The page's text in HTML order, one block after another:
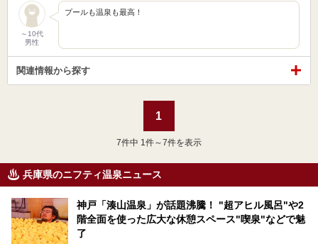
～10代
男性
プールも温泉も最高！
関連情報から探す
1
7件中 1件～7件を表示
兵庫県のニフティ温泉ニュース
神戸「湊山温泉」が話題沸騰！ "超アヒル風呂"や2
階全面を使った広大な休憩スペース"喫泉"などで魅
了